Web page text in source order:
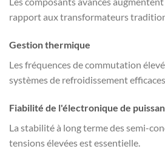
rapport aux transformateurs
Gestion thermique
Les fréquences de commutation
systèmes de refroidissement
Fiabilité de l'électronique de
La stabilité à long terme des semi-
tensions élevées est essentielle.